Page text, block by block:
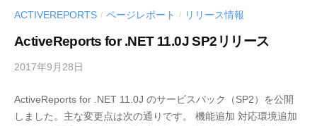
-
e
ACTIVEREPORTS / ページレポート / リリース情報
ActiveReports for .NET 11.0J SP2リリース
2017年9月28日
M
E
ActiveReports for .NET 11.0J のサービスパック（SP2）を公開
しました。主な変更点は次の通りです。 機能追加 対応環境追加